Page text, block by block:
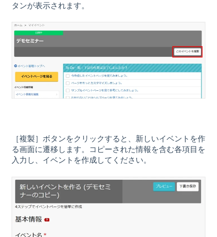
タンが表示されます。
［複製］ボタンをクリックすると、新しいイベントを作
る画面に遷移します。コピーされた情報を含む各項目を
入力し、イベントを作成してください。